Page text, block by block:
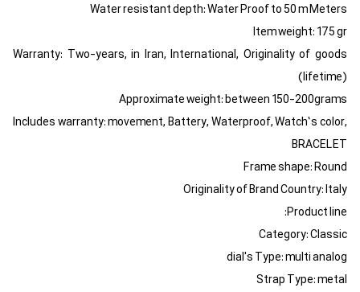
Water resistant depth: Water Proof to 50 m Meters
Item weight: 175 gr
Warranty: Two-years, in Iran, International, Originality of goods
(lifetime)
Approximate weight: between 150-200grams
Includes warranty: movement, Battery, Waterproof, Watch’s color,
BRACELET
Frame shape: Round
Originality of Brand Country: Italy
Product line:
Category: Classic
dial's Type: multi analog
Strap Type: metal